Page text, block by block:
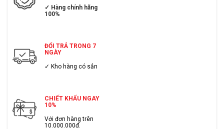
✓ Hàng chính hãng
100%
ĐỔI TRẢ TRONG 7
NGÀY
✓ Kho hàng có sẳn
CHIẾT KHẤU NGAY
10%
Với đơn hàng trên
10.000.000đ.